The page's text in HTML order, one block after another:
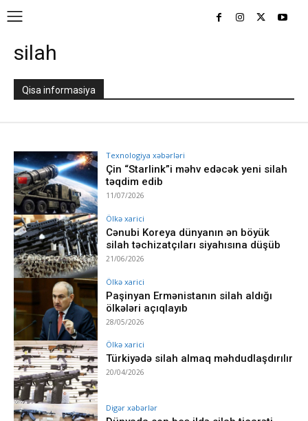
silah
Qisa informasiya
Texnologiya xəbərləri
Çin “Starlink”i məhv edəcək yeni silah
təqdim edib
11/07/2026
Ölkə xarici
Cənubi Koreya dünyanın ən böyük
silah təchizatçıları siyahısına düşüb
21/06/2026
Ölkə xarici
Paşinyan Ermənistanın silah aldığı
ölkələri açıqlayıb
28/05/2026
Ölkə xarici
Türkiyədə silah almaq məhdudlaşdırılır
20/04/2026
Digər xəbərlər